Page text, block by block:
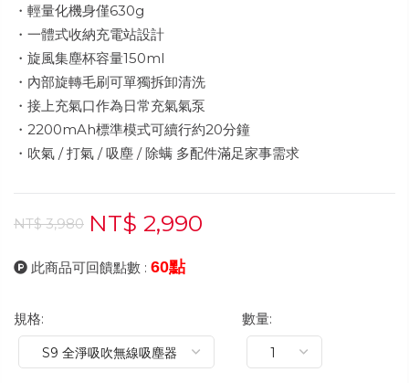
・輕量化機身僅630g
・一體式收納充電站設計
・旋風集塵杯容量150ml
・內部旋轉毛刷可單獨拆卸清洗
・接上充氣口作為日常充氣氣泵
・2200mAh標準模式可續行約20分鐘
・吹氣 / 打氣 / 吸塵 / 除螨 多配件滿足家事需求
NT$ 3,980 NT$ 2,990
此商品可回饋點數 : 60點
規格: 數量: